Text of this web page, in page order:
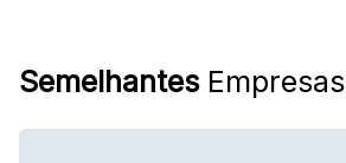
SemelhantesEmpresas